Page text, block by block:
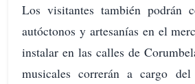
Los visitantes también podrán
autóctonos y artesanías en el
instalar en las calles de
musicales correrán a cargo